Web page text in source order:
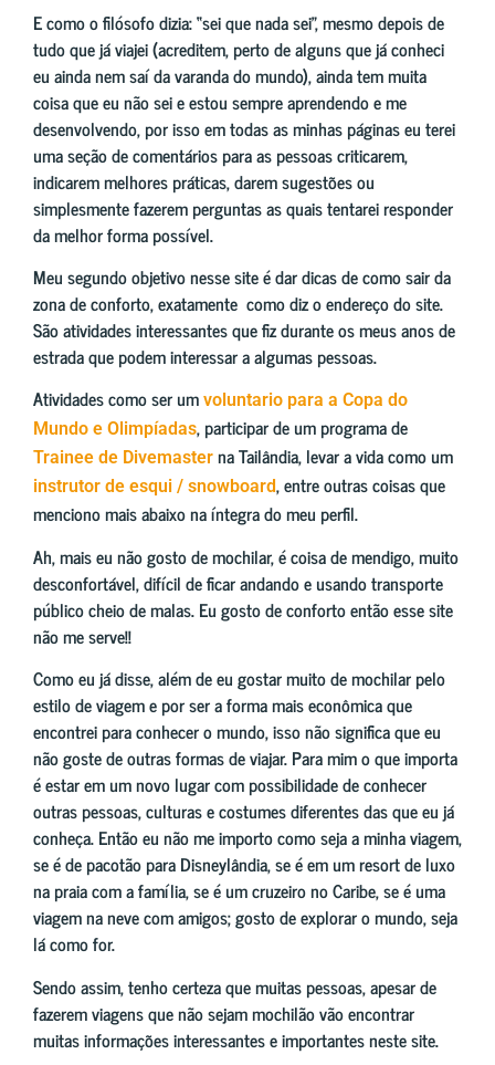
E como o filósofo dizia: “sei que nada sei”, mesmo depois de
tudo que já viajei (acreditem, perto de alguns que já conheci
eu ainda nem saí da varanda do mundo), ainda tem muita
coisa que eu não sei e estou sempre aprendendo e me
desenvolvendo, por isso em todas as minhas páginas eu terei
uma seção de comentários para as pessoas criticarem,
indicarem melhores práticas, darem sugestões ou
simplesmente fazerem perguntas as quais tentarei responder
da melhor forma possível.
Meu segundo objetivo nesse site é dar dicas de como sair da
zona de conforto, exatamente como diz o endereço do site.
São atividades interessantes que fiz durante os meus anos de
estrada que podem interessar a algumas pessoas.
Atividades como ser um voluntario para a Copa do
Mundo e Olimpíadas, participar de um programa de
Trainee de Divemaster na Tailândia, levar a vida como um
instrutor de esqui / snowboard, entre outras coisas que
menciono mais abaixo na íntegra do meu perfil.
Ah, mais eu não gosto de mochilar, é coisa de mendigo, muito
desconfortável, difícil de ficar andando e usando transporte
público cheio de malas. Eu gosto de conforto então esse site
não me serve!!
Como eu já disse, além de eu gostar muito de mochilar pelo
estilo de viagem e por ser a forma mais econômica que
encontrei para conhecer o mundo, isso não significa que eu
não goste de outras formas de viajar. Para mim o que importa
é estar em um novo lugar com possibilidade de conhecer
outras pessoas, culturas e costumes diferentes das que eu já
conheça. Então eu não me importo como seja a minha viagem,
se é de pacotão para Disneylândia, se é em um resort de luxo
na praia com a família, se é um cruzeiro no Caribe, se é uma
viagem na neve com amigos; gosto de explorar o mundo, seja
lá como for.
Sendo assim, tenho certeza que muitas pessoas, apesar de
fazerem viagens que não sejam mochilão vão encontrar
muitas informações interessantes e importantes neste site.